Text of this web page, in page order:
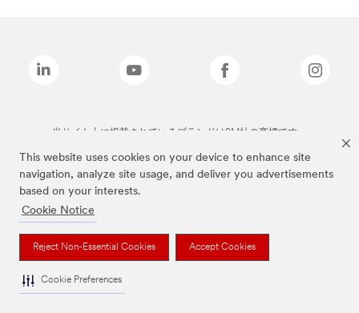
This website uses cookies on your device to enhance site
navigation, analyze site usage, and deliver you advertisements
based on your interests.
Cookie Notice
Reject Non-Essential Cookies Accept Cookies
Cookie Preferences
当サイト上に掲載されているブランドは3M社の商標です。